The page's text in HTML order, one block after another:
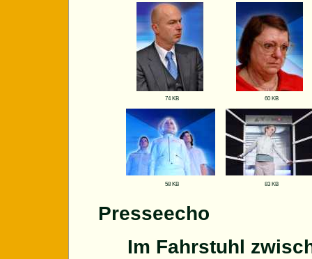
74 KB 60 KB
58 KB 83 KB
Presseecho
Im Fahrstuhl